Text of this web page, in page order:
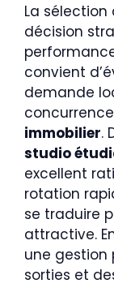
La sélection
décision
convient
demande
immobilier.
studio
excellent
rotation
se traduire
attractive.
une gestion
sorties et